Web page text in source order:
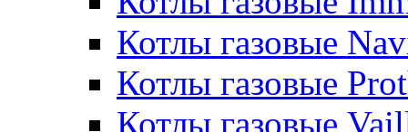
Котлы газовые
Котлы газовые
Котлы газовые